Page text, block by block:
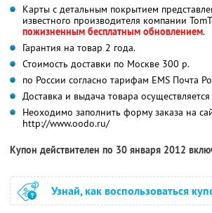
Карты с детальным покрытием
известного производителя компании
пожизненным бесплатным обновлением.
Гарантия на товар 2 года.
Стоимость доставки по Москве 300 р.
по России согласно тарифам EMS Почта
Доставка и выдача товара
Неоходимо заполнить форму заказа на
http://www.oodo.ru/
Купон действителен по 30 января 2012
Узнай, как воспользоваться